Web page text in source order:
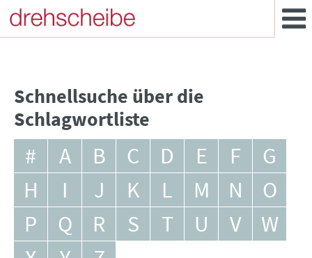
Schnellsuche über die
Schlagwortliste
# A B C D E F
G
H
I J K L M N
O
P
Q R S T U V
W